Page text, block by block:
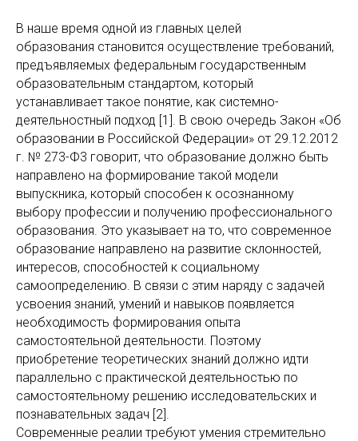
В наше время одной из главных целей
образования становится осуществление требований,
предъявляемых федеральным государственным
образовательным стандартом, который
устанавливает такое понятие, как системно-
деятельностный подход [1]. В свою очередь Закон «Об
образовании в Российской Федерации» от 29.12.2012
г. № 273-Ф3 говорит, что образование должно быть
направлено на формирование такой модели
выпускника, который способен к осознанному
выбору профессии и получению профессионального
образования. Это указывает на то, что современное
образование направлено на развитие склонностей,
интересов, способностей к социальному
самоопределению. В связи с этим наряду с задачей
усвоения знаний, умений и навыков появляется
необходимость формирования опыта
самостоятельной деятельности. Поэтому
приобретение теоретических знаний должно идти
параллельно с практической деятельностью по
самостоятельному решению исследовательских и
познавательных задач [2].
Современные реалии требуют умения стремительно